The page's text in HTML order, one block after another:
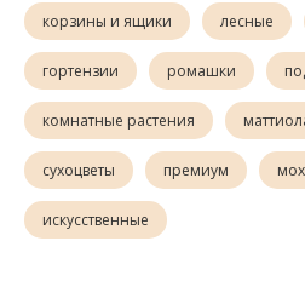
корзины и ящики лесные
гортензии ромашки
комнатные растения
сухоцветы премиум мох
искусственные